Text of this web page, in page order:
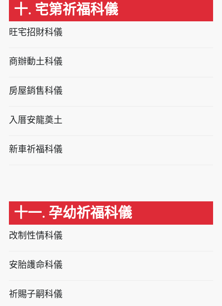
十. 宅第祈福科儀
旺宅招財科儀
商辦動土科儀
房屋銷售科儀
入厝安龍奠土
新車祈福科儀
十一. 孕幼祈福科儀
改制性情科儀
安胎護命科儀
祈賜子嗣科儀